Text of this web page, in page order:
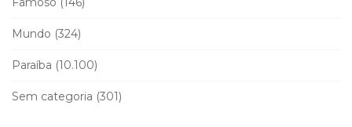
Mundo (324)
Paraíba (10.100)
Sem categoria (301)